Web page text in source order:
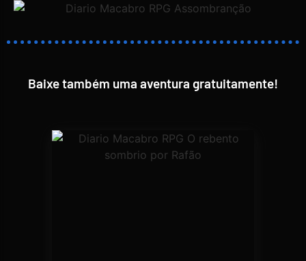
Baixe também uma aventura gratuitamente!